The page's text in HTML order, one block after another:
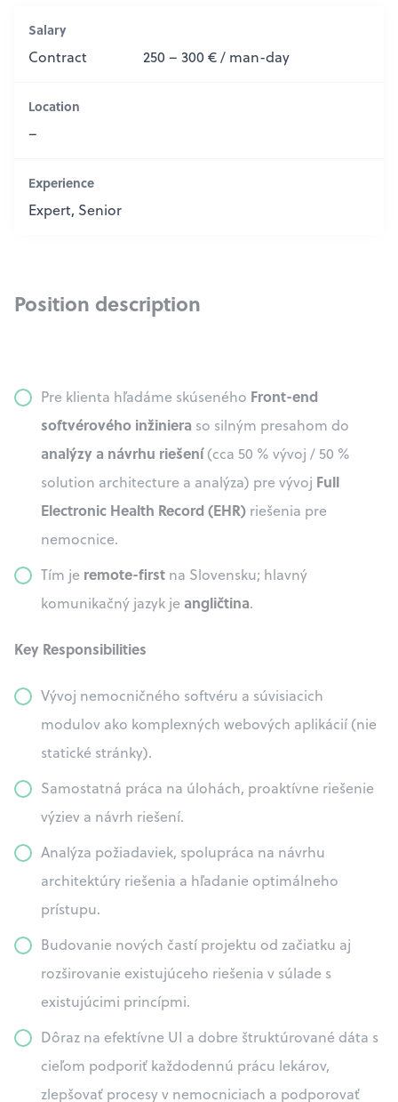
Salary
Contract 250 – 300 € / man-day
Location
–
Experience
Expert, Senior
Position description
Pre klienta hľadáme skúseného Front-end
softvérového inžiniera so silným presahom do
analýzy a návrhu riešení(cca 50 % vývoj / 50 %
solution architecture a analýza) pre vývoj Full
Electronic Health Record (EHR) riešenia pre
nemocnice.
Tím je remote-first na Slovensku; hlavný
komunikačný jazyk jeangličtina.
Key Responsibilities
Vývoj nemocničného softvéru a súvisiacich
modulov ako komplexných webových aplikácií (nie
statické stránky).
Samostatná práca na úlohách, proaktívne riešenie
výziev a návrh riešení.
Analýza požiadaviek, spolupráca na návrhu
architektúry riešenia a hľadanie optimálneho
prístupu.
Budovanie nových častí projektu od začiatku aj
rozširovanie existujúceho riešenia v súlade s
existujúcimi princípmi.
Dôraz na efektívne UI a dobre štruktúrované dáta s
cieľom podporiť každodennú prácu lekárov,
zlepšovať procesy v nemocniciach a podporovať